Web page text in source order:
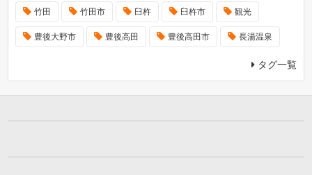
竹田 竹田市 臼杵 臼杵市 観光
豊後大野市 豊後高田 豊後高田市 長湯温泉
タグ一覧